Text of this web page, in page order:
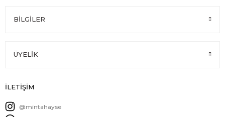
BİLGİLER
ÜYELİK
İLETİŞİM
@mintahayse